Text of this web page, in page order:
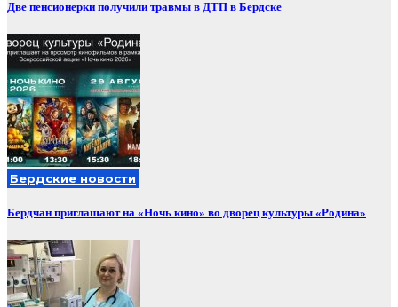
Две пенсионерки получили травмы в ДТП в Бердске
Бердские новости
Бердчан приглашают на «Ночь кино» во дворец культуры «Родина»